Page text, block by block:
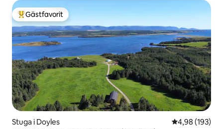
Populär gästfavorit
Gästfavorit
Stuga i Doyles 4,98 av 5 i
4,98 (193)